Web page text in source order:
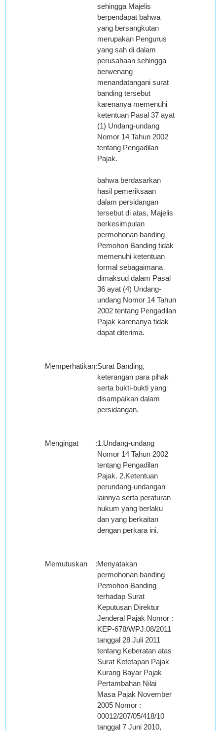
sehingga Majelis
berpendapat bahwa
yang bersangkutan
merupakan Pengurus
yang sah di dalam
perusahaan sehingga
berwenang
menandatangani surat
banding tersebut
karenanya memenuhi
ketentuan Pasal 37 ayat
(1) Undang-undang
Nomor 14 Tahun 2002
tentang Pengadilan
Pajak.
bahwa berdasarkan
hasil pemeriksaan
dalam persidangan
tersebut di atas, Majelis
berkesimpulan
permohonan banding
Pemohon Banding tidak
memenuhi ketentuan
formal sebagaimana
dimaksud dalam Pasal
36 ayat (4) Undang-
undang Nomor 14 Tahun
2002 tentang Pengadilan
Pajak karenanya tidak
dapat diterima.
Memperhatikan:Surat Banding,
keterangan para pihak
serta bukti-bukti yang
disampaikan dalam
persidangan.
Mengingat :1.Undang-undang
Nomor 14 Tahun 2002
tentang Pengadilan
Pajak. 2.Ketentuan
perundang-undangan
lainnya serta peraturan
hukum yang berlaku
dan yang berkaitan
dengan perkara ini.
Memutuskan :Menyatakan
permohonan banding
Pemohon Banding
terhadap Surat
Keputusan Direktur
Jenderal Pajak Nomor :
KEP-678/WPJ.08/2011
tanggal 28 Juli 2011
tentang Keberatan atas
Surat Ketetapan Pajak
Kurang Bayar Pajak
Pertambahan Nilai
Masa Pajak November
2005 Nomor :
00012/207/05/418/10
tanggal 7 Juni 2010,